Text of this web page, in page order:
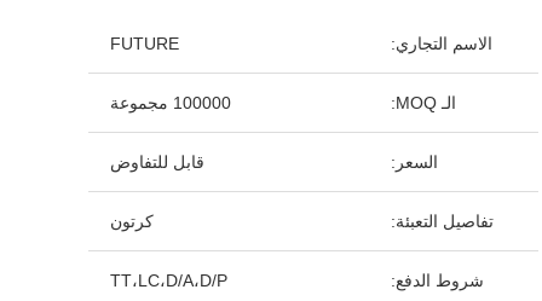
الاسم التجاري: FUTURE
الـ MOQ: 100000 مجموعة
السعر: قابل للتفاوض
تفاصيل التعبئة: كرتون
شروط الدفع: TT،LC،D/A،D/P